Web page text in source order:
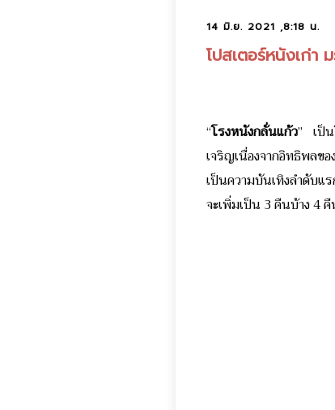
14 มิ.ย. 2021 ,8:18 น.
โปสเตอร์หนังเก่า
“โรงหนังกลั่นแก้ว” เป็
เจริญเนื่องจากอิทธิพลข
เป็นความบันเทิงลำดับแ
จะเพิ่มเป็น 3 คืนบ้าง​ 4